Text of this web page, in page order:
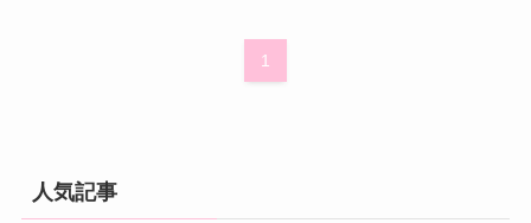
1
人気記事